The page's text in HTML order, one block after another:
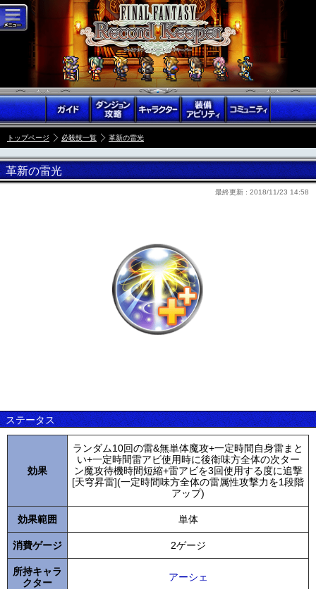
トップページ 必殺技一覧 革新の雷光
革新の雷光
最終更新 : 2018/11/23 14:58
ステータス
効果
ランダム10回の雷&無単体魔攻+一定時間自身雷まと
い+一定時間雷アビ使用時に後衛味方全体の次ター
ン魔攻待機時間短縮+雷アビを3回使用する度に追撃
[天穹昇雷](一定時間味方全体の雷属性攻撃力を1段階
アップ)
効果範囲 単体
消費ゲージ 2ゲージ
所持キャラ
クター
アーシェ